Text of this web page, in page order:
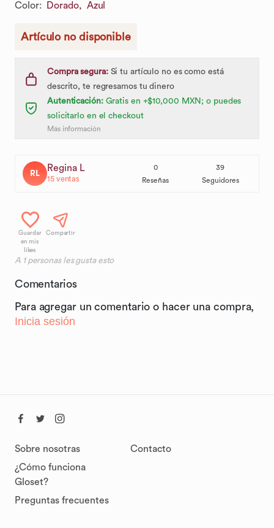
Color: Dorado, Azul
Artículo no disponible
Compra segura:Si tu artículo no es como está
descrito, te regresamos tu dinero
Autenticación:Gratis en +$10,000 MXN; o puedes
solicitarlo en el checkout
Más información
RL Regina L
15ventas
0
Reseñas
39
Seguidores
Guardar
en mis
likes
Compartir
A 1personas les gusta esto
Comentarios
Para agregar un comentario o hacer una compra,
Inicia sesión
Sobre nosotras
¿Cómo funciona
Gloset?
Preguntas frecuentes
Contacto